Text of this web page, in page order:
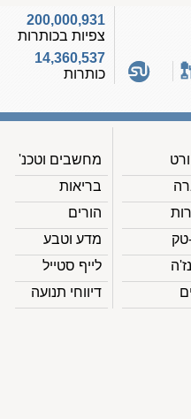
200,000,931
צפיות בכותרות
14,360,537
כותרות
מחשבים וטכנ'
בריאות
הורים
מדע וטבע
לייף סטייל
דיווחי תנועה